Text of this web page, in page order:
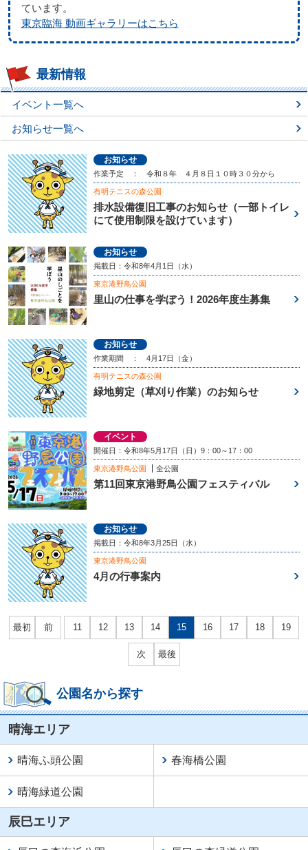
ています。
東京臨海 動画ギャラリーはこちら
最新情報
イベント一覧へ
お知らせ一覧へ
お知らせ
作業予定 ： 令和８年 ４月８日１０時３０分から
有明テニスの森公園
排水設備復旧工事のお知らせ（一部トイレ
にて使用制限を設けています）
お知らせ
掲載日：令和8年4月1日（水）
東京港野鳥公園
里山の仕事を学ぼう！2026年度生募集
お知らせ
作業期間 ： 4月17日（金）
有明テニスの森公園
緑地剪定（草刈り作業）のお知らせ
イベント
開催日：令和8年5月17日（日）9：00～17：00
東京港野鳥公園 全公園
第11回東京港野鳥公園フェスティバル
お知らせ
掲載日：令和8年3月25日（水）
東京港野鳥公園
4月の行事案内
最初 前 11 12 13 14 15 16 17 18 19
次 最後
公園名から探す
晴海エリア
晴海ふ頭公園 春海橋公園
晴海緑道公園
辰巳エリア